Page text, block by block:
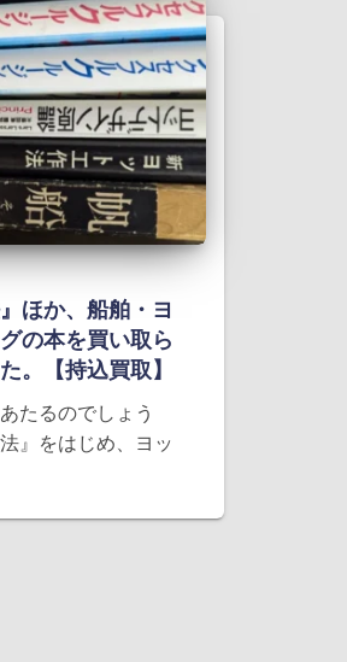
ほか、船舶・ヨ
の本を買い取ら
。【持込買取】
たるのでしょう
』をはじめ、ヨッ